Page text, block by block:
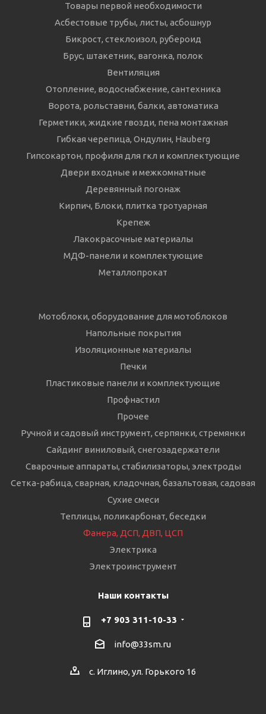
Товары первой необходимости
Асбестовые трубы, листы, асбошнур
Бикрост, стеклоизол, рубероид
Брус, штакетник, вагонка, полок
Вентиляция
Отопление, водоснабжение, сантехника
Ворота, рольставни, балки, автоматика
Герметики, жидкие гвозди, пена монтажная
Гибкая черепица, Ондулин, Hauberg
Гипсокартон, профиля для гкл и комплектующие
Двери входные и межкомнатные
Деревянный погонаж
Кирпич, Блоки, плитка тротуарная
Крепеж
Лакокрасочные материалы
МДФ-панели и комплектующие
Металлопрокат
Мотоблоки, оборудование для мотоблоков
Напольные покрытия
Изоляционные материалы
Печки
Пластиковые панели и комплектующие
Профнастил
Прочее
Ручной и садовый инструмент, серпянки, стремянки
Сайдинг виниловый, снегозадержатели
Сварочные аппараты, стабилизаторы, электроды
Сетка-рабица, сварная, кладочная, базальтовая, садовая
Сухие смеси
Теплицы, поликарбонат, беседки
Фанера, ДСП, ДВП, ЦСП
Электрика
Электроинструмент
Наши контакты
+7 903 311-10-33
info@33sm.ru
с. Иглино, ул. Горького 16